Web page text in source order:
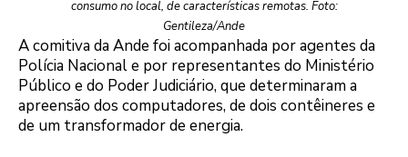
consumo no local, de características remotas. Foto:
Gentileza/Ande
A comitiva da Ande foi acompanhada por agentes da
Polícia Nacional e por representantes do Ministério
Público e do Poder Judiciário, que determinaram a
apreensão dos computadores, de dois contêineres e
de um transformador de energia.